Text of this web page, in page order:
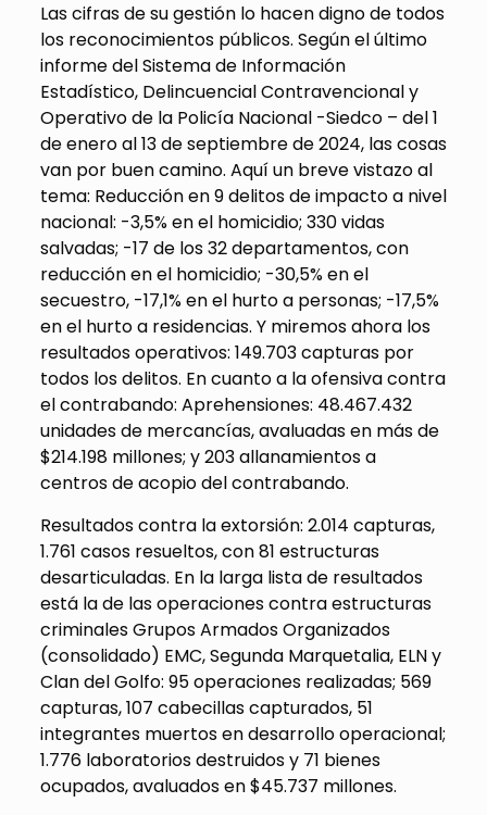
Las cifras de su gestión lo hacen digno de todos
los reconocimientos públicos. Según el último
informe del Sistema de Información
Estadístico, Delincuencial Contravencional y
Operativo de la Policía Nacional -Siedco – del 1
de enero al 13 de septiembre de 2024, las cosas
van por buen camino. Aquí un breve vistazo al
tema: Reducción en 9 delitos de impacto a nivel
nacional: -3,5% en el homicidio; 330 vidas
salvadas; -17 de los 32 departamentos, con
reducción en el homicidio; -30,5% en el
secuestro, -17,1% en el hurto a personas; -17,5%
en el hurto a residencias. Y miremos ahora los
resultados operativos: 149.703 capturas por
todos los delitos. En cuanto a la ofensiva contra
el contrabando: Aprehensiones: 48.467.432
unidades de mercancías, avaluadas en más de
$214.198 millones; y 203 allanamientos a
centros de acopio del contrabando.
Resultados contra la extorsión: 2.014 capturas,
1.761 casos resueltos, con 81 estructuras
desarticuladas. En la larga lista de resultados
está la de las operaciones contra estructuras
criminales Grupos Armados Organizados
(consolidado) EMC, Segunda Marquetalia, ELN y
Clan del Golfo: 95 operaciones realizadas; 569
capturas, 107 cabecillas capturados, 51
integrantes muertos en desarrollo operacional;
1.776 laboratorios destruidos y 71 bienes
ocupados, avaluados en $45.737 millones.